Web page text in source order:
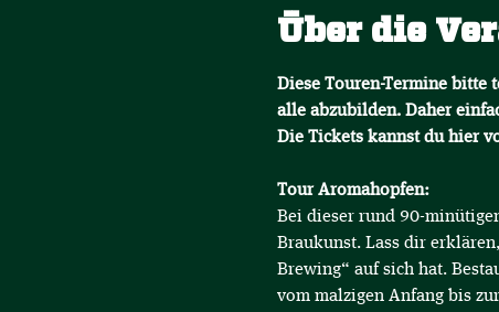
Über die
Diese Touren-Termine bitte
alle abzubilden. Daher
Die Tickets kannst du hier
Tour Aromahopfen:
Bei dieser rund 90-
Braukunst. Lass dir
Brewing“ auf sich hat.
vom malzigen Anfang bis